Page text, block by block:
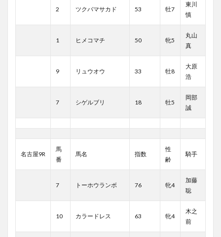
2 ツクバマサカド 53 牡7
東川
慎
1 ヒメコマチ 50 牝5
丸山
真
9 リュウオウ 33 牡8
大原
浩
7 シゲルブリ 18 牡5
岡部
誠
名古屋9R
馬
番
馬名 指数
性
齢
騎手
7 トーホウランボ 76 牝4
加藤
聡
10 カラードレス 63 牝4
木之
前